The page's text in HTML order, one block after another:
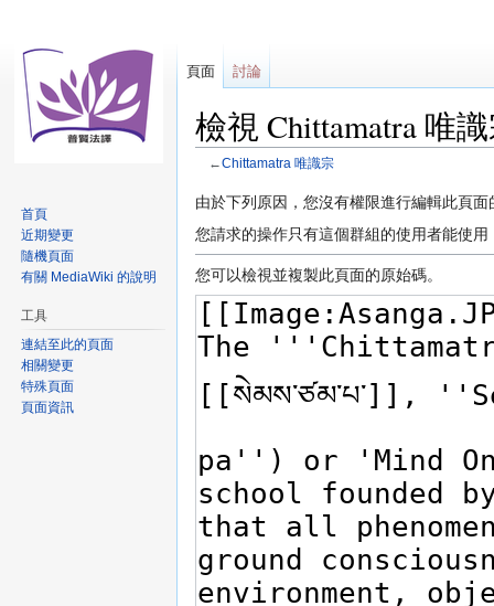
檢視 Chittamatra 唯
←Chittamatra 唯識宗
跳
至
覽
跳
至
尋
由於下列原因，您沒有權限進行編輯此頁面
您請求的操作只有這個群組的使用者能使用
您可以檢視並複製此頁面的原始碼。
頁面 討論
首頁
近期變更
隨機頁面
有關 MediaWiki 的說明
工具
連結至此的頁面
相關變更
特殊頁面
頁面資訊